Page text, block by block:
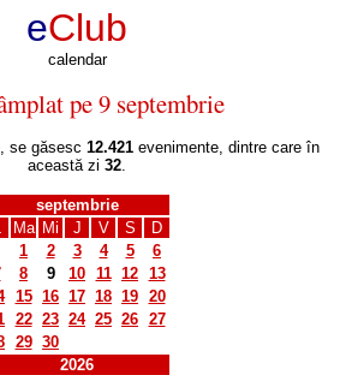
eClub
calendar
pe 9 septembrie
se găsesc 12.421evenimente, dintre care în
această zi 32.
septembrie
Ma Mi J V S
D
1
2 3 4 5
6
8 9 10 11 12 13
15 16 17 18 19 20
22 23 24 25 26 27
29 30
2026